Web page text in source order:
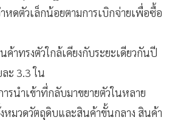
หดตัวเล็กน้อยตามการเบิกจ่ายเพื่อซื้อ
าทรงตัวใกล้เคียงกับระยะเดียวกันปี
ะ 3.3 ใน
รนำเข้าที่กลับมาขยายตัวในหลาย
มวดวัตถุดิบและสินค้าขั้นกลาง สินค้า